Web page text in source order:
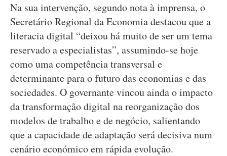
Na sua intervenção, segundo nota à imprensa, o
Secretário Regional da Economia destacou que a
literacia digital “deixou há muito de ser um tema
reservado a especialistas”, assumindo-se hoje
como uma competência transversal e
determinante para o futuro das economias e das
sociedades. O governante vincou ainda o impacto
da transformação digital na reorganização dos
modelos de trabalho e de negócio, salientando
que a capacidade de adaptação será decisiva num
cenário económico em rápida evolução.